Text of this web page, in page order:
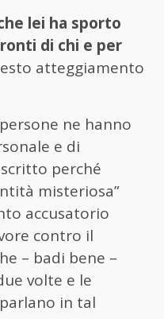
lei ha sporto
di chi e per
atteggiamento
ne hanno
e di
perché
misteriosa”
accusatorio
contro il
– badi bene –
volte e le
in tal